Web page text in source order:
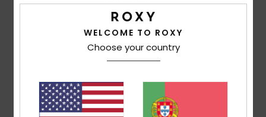
/5
baseado em3 avaliações verificadas
Setembro 2025
Conforto
WELCOME TO ROXY
Choose your country